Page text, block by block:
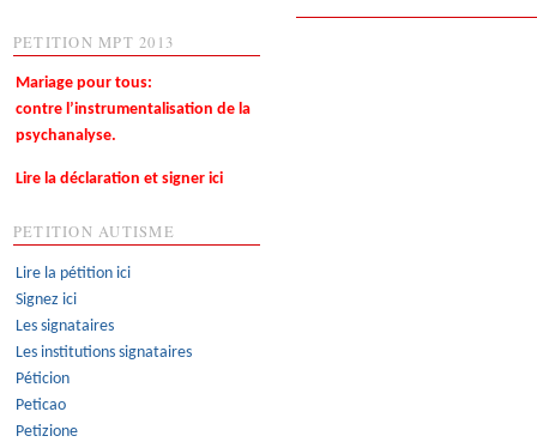
PETITION MPT 2013
Mariage pour tous:
contre l’instrumentalisation de la
psychanalyse.
Lire la déclaration et signer ici
PETITION AUTISME
Lire la pétition ici
Signez ici
Les signataires
Les institutions signataires
Péticion
Peticao
Petizione